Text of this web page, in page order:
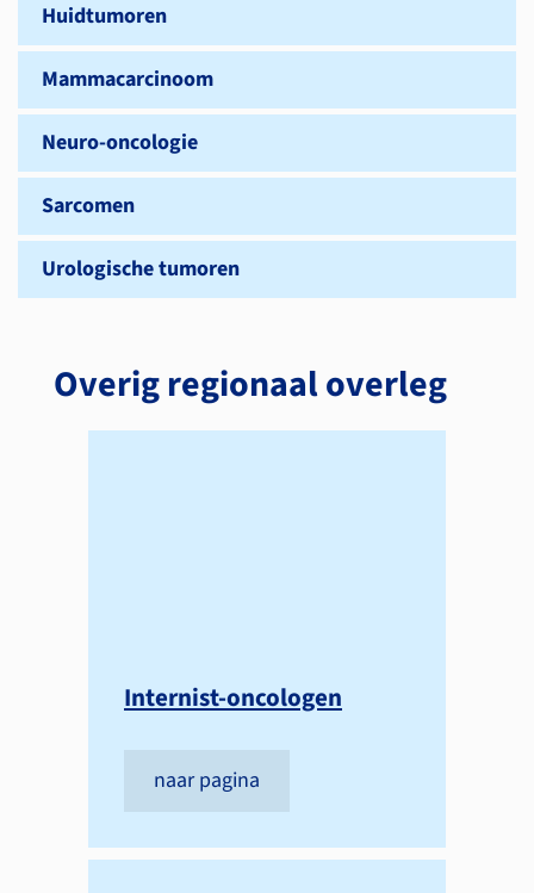
Huidtumoren
Mammacarcinoom
Neuro-oncologie
Sarcomen
Urologische tumoren
Overig regionaal overleg
Internist-oncologen
naar pagina